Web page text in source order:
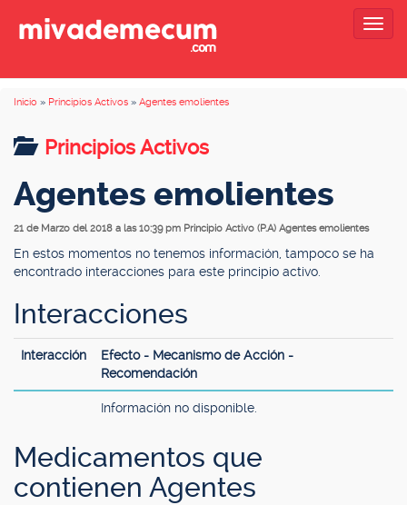
Inicio » Principios Activos » Agentes emolientes
Principios Activos
Agentes emolientes
21 de Marzo del 2018 a las 10:39 pm Principio Activo (P.A) Agentes emolientes
En estos momentos no tenemos información, tampoco se ha
encontrado interacciones para este principio activo.
Interacciones
Interacción
Efecto - Mecanismo de Acción -
Recomendación
Información no disponible.
Medicamentos que
contienen Agentes